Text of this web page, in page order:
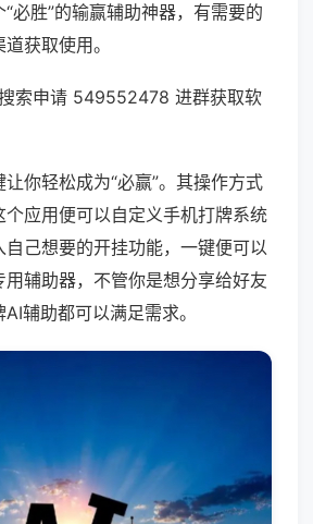
必胜”的输赢辅助神器，有需要的
获取使用。
索申请 549552478 进群获取软
你轻松成为“必赢”。其操作方式
应用便可以自定义手机打牌系统
己想要的开挂功能，一键便可以
用辅助器，不管你是想分享给好友
辅助都可以满足需求。